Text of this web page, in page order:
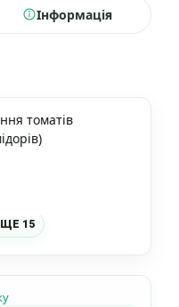
Інформація
томатів
15